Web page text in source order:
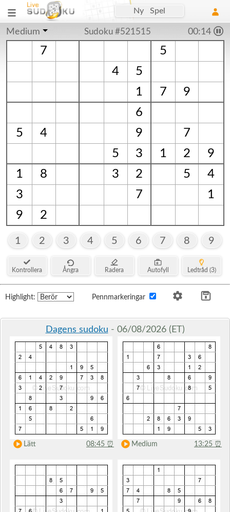
Ny Spel
Medium Sudoku #521515 00:15
7
5
4
5
1
7
9
6
5
4 9
7
5
3 1 2
9
1
8 3 2 5
4
3
7
1
9
2
1 2 3 4 5 6 7 8 9
Kontrollera Ångra Radera Autofyll Ledtråd (3)
Highlight: Pennmarkeringar
Dagens sudoku - 06/08/2026 (ET)
Lätt 08:45 ⏰ Medium 13:25 ⏰